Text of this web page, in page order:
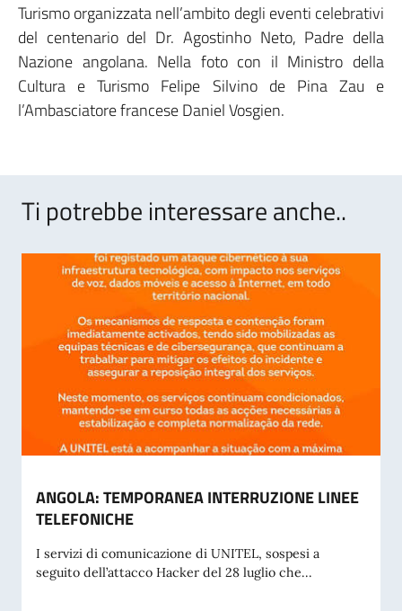
Turismo organizzata nell’ambito degli eventi celebrativi
del centenario del Dr. Agostinho Neto, Padre della
Nazione angolana. Nella foto con il Ministro della
Cultura e Turismo Felipe Silvino de Pina Zau e
l’Ambasciatore francese Daniel Vosgien.
Ti potrebbe interessare anche..
ANGOLA: TEMPORANEA INTERRUZIONE LINEE
TELEFONICHE
I servizi di comunicazione di UNITEL, sospesi a
seguito dell’attacco Hacker del 28 luglio che...